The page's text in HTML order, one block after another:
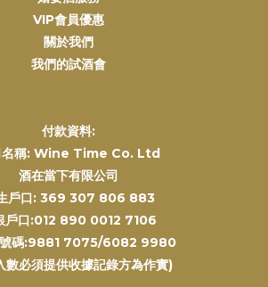
VIP會員優惠
關於我們
我們的試酒會
付款資料:
名稱: Wine Time Co. Ltd
酒在當下有限公司
戶口: 369 307 806 883
戶口:012 890 0012 7106
號碼:9881 7075/6082 9980
數必須提供收據記錄方為作實)